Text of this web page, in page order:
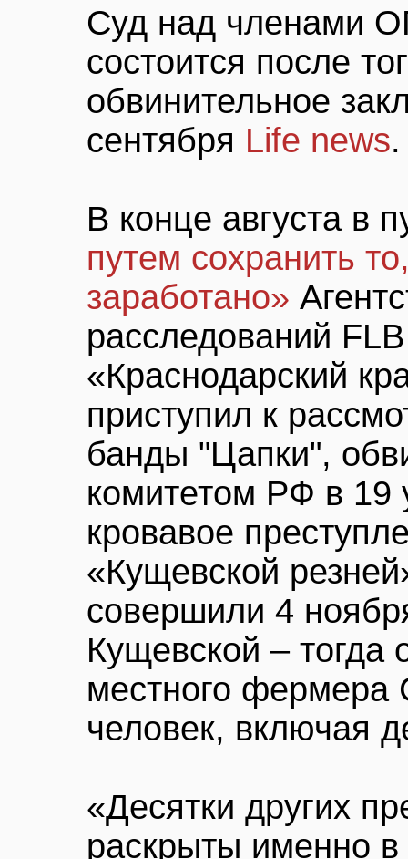
Суд над членами
состоится после
обвинительное
сентября Life news.
В конце августа в
путем сохранить
заработано»
расследований
«Краснодарский
приступил к
банды "Цапки",
комитетом РФ в 19
кровавое
«Кущевской
совершили 4
Кущевской – тогда
местного фермера
человек, включая
«Десятки других
раскрыты именно